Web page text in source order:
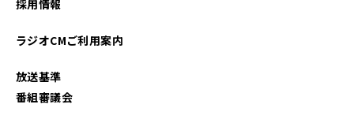
採用情報
ラジオCMご利用案内
放送基準
番組審議会